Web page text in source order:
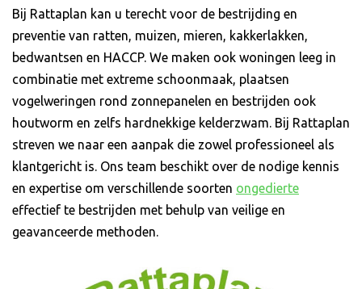
Bij Rattaplan kan u terecht voor de bestrijding en
preventie van ratten, muizen, mieren, kakkerlakken,
bedwantsen en HACCP. We maken ook woningen leeg in
combinatie met extreme schoonmaak, plaatsen
vogelweringen rond zonnepanelen en bestrijden ook
houtworm en zelfs hardnekkige kelderzwam. Bij Rattaplan
streven we naar een aanpak die zowel professioneel als
klantgericht is. Ons team beschikt over de nodige kennis
en expertise om verschillende soorten ongedierte
effectief te bestrijden met behulp van veilige en
geavanceerde methoden.